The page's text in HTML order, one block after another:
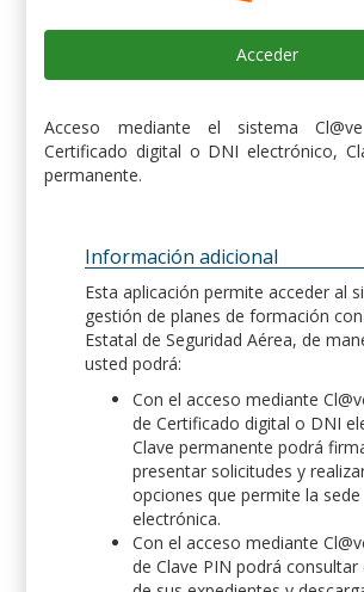
Acceder
Acceso mediante el sistema
Certificado digital o DNI electrónico,
permanente.
Información adicional
Esta aplicación permite acceder al
gestión de planes de formación
Estatal de Seguridad Aérea, de
usted podrá:
Con el acceso mediante
de Certificado digital o DNI
Clave permanente podrá
presentar solicitudes y
opciones que permite la sede
electrónica.
Con el acceso mediante
de Clave PIN podrá consultar